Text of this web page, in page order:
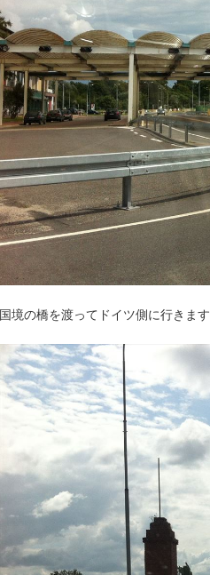
国境の橋を渡ってドイツ側に行きます